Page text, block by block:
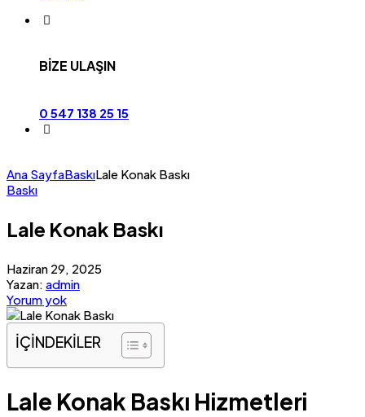
BİZE ULAŞIN
0 547 138 25 15
Ana SayfaBaskıLale Konak Baskı
Baskı
Lale Konak Baskı
Haziran 29, 2025
Yazan: admin
Yorum yok
İÇİNDEKİLER
Lale Konak Baskı Hizmetleri